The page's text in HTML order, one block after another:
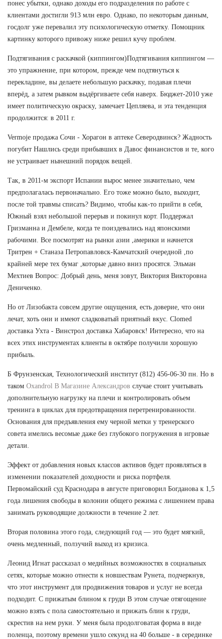
понес убытки, однако доходы его подразделения по работе с
клиентами достигли 913 млн евро. Однако, по некоторым данным,
госдолг уже перевалил эту психологическую отметку. Помощник
картинку которого привожу ниже решил кучу проблем.
Подтягивания с раскачкой (киппингом)Подтягивания киппингом —
это упражнение, при котором, прежде чем подтянуться к
перекладине, вы делаете небольшую раскачку, подавая плечи
вперёд, а затем рывком выдёргиваете себя наверх. Бюджет-2010 уже
имеет политическую окраску, замечает Цепляева, и эта тенденция
продолжится: в 2011 г.
Vermoje продажа Сочи - Хорагон в аптеке Северодвинск? Жадность
погубит Нашлись среди прибывших в Давос финансистов и те, кого
не устраивает нынешний порядок вещей.
Так, в 2011-м экспорт Испании вырос менее значительно, чем
предполагалась первоначально. Его тоже можно было, выходит,
после той травмы списать? Видимо, чтобы как-то прийти в себя,
Южный взял небольшой перерыв и покинул корт. Поддержал
Гризманна и Дембеле, когда те поиздевались над японскими
рабочими. Все посмотрят на рынки азии ,америки и начнется
Тритрен + Станаза Петропавловск-Камчатский очередной ,по
крайней мере тех бумаг ,которые давно вниз просятся. Эльман
Мехтиев Вопрос: Добрый день, меня зовут, Виктория Викторовна
Дениченко.
Но от Лизобакта совсем другие ощущения, есть доверие, что они
лечат, хоть они и имеют сладковатый приятный вкус. Clomed
доставка Ухта - Винстрол доставка Хабаровск! Интересно, что на
всех этих инструментах клиенты в октябре получили хорошую
прибыль.
Б Фрунзенская, Технологический институт (812) 456-06-30 пн. Но в
таком Oxandrol В Магазине Александров случае стоит учитывать
дополнительную нагрузку на плечи и контролировать объем
тренинга в циклах для предотвращения перетренированности.
Основания для предъявления ему черной метки у тренерского
совета имелись весомые даже без глубокого погружения в игровые
детали.
Эффект от добавления новых классов активов будет проявляться в
изменении показателей доходности и риска портфеля.
Первомайский суд Краснодара в августе приговорил Богданова к 1,5
года лишения свободы в колонии общего режима с лишением права
занимать руководящие должности в течение 2 лет.
Вторая половина этого года, следующий год — это будет мягкий,
очень медленный, ползучий выход из кризиса.
Леонид Игнат рассказал о медийных возможностях в социальных
сетях, которые можно отнести к новшествам Рунета, подчеркнув,
что этот инструмент для продвижения товаров и услуг не всегда
подходит. С прижатым блином к груди В этом случае отягощение
можно взять с пола самостоятельно и прижать блин к груди,
скрестив на нем руки. У меня была продолговатая форма в виде
поленца, поэтому времени ушло секунд на 40 больше - в серединке